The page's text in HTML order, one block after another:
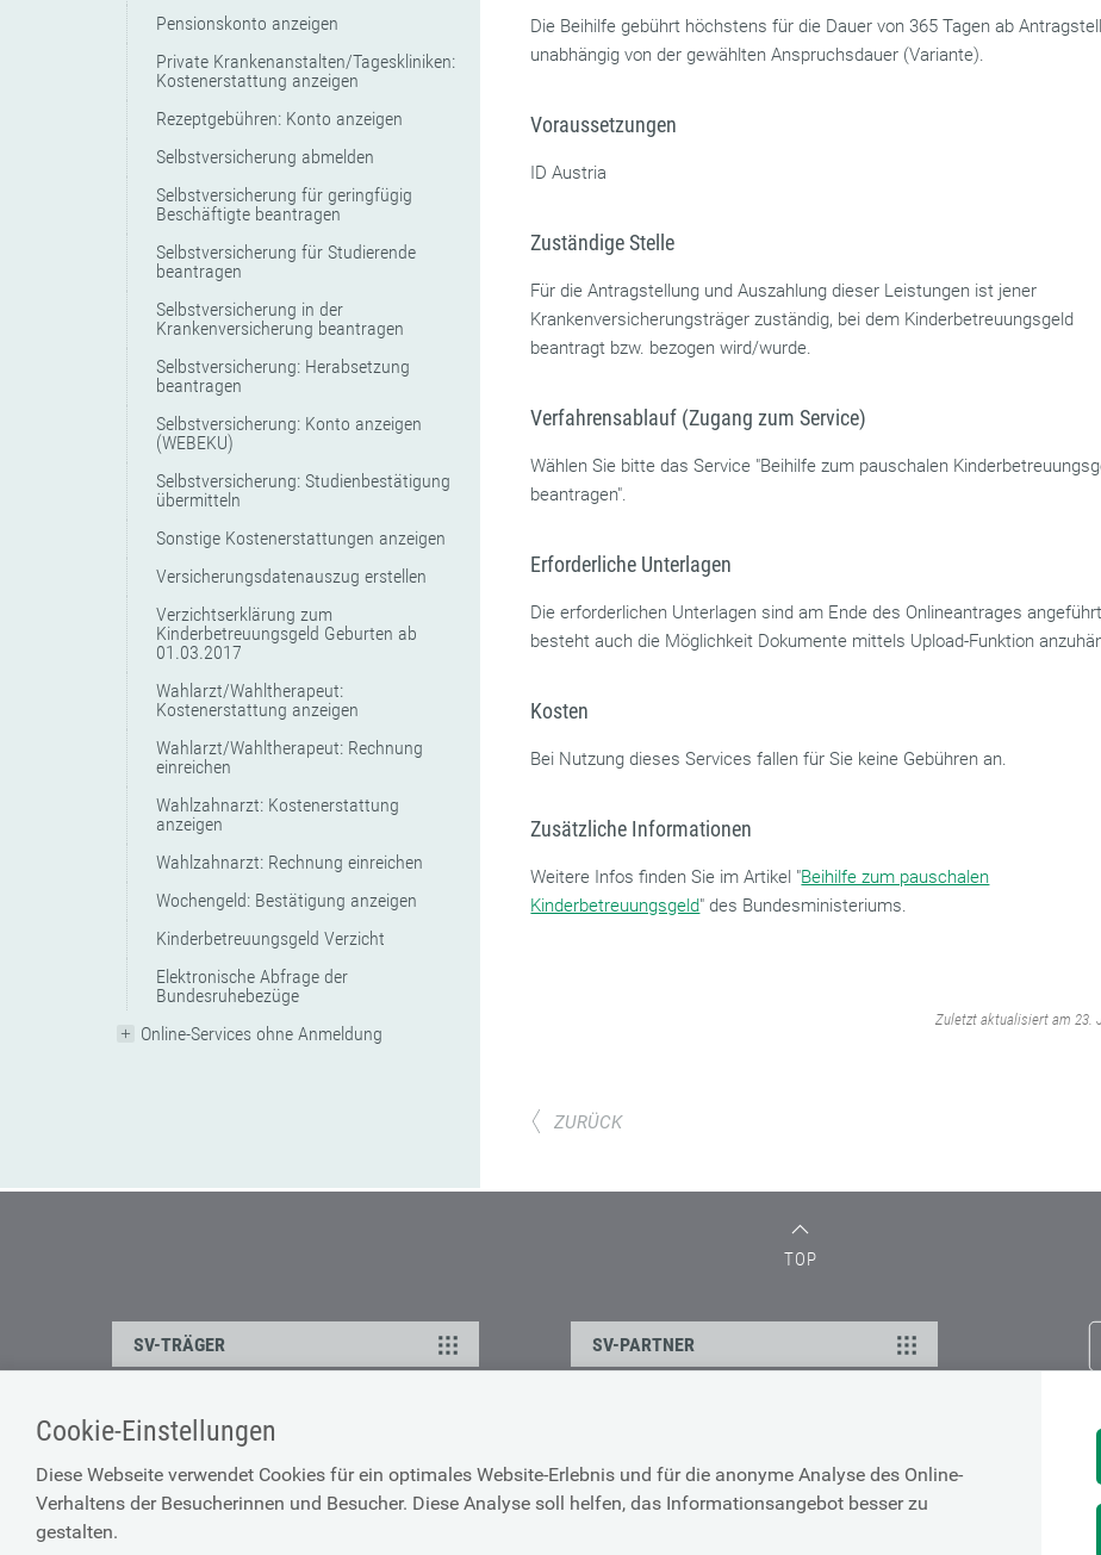
Cookie-Einstellungen
Diese Webseite verwendet Cookies für ein optimales Website-Erlebnis und für die anonyme Analyse des Online-
Verhaltens der Besucherinnen und Besucher. Diese Analyse soll helfen, das Informationsangebot besser zu
gestalten.
Pensionskonto anzeigen
Private Krankenanstalten/Tageskliniken:
Kostenerstattung anzeigen
Rezeptgebühren: Konto anzeigen
Selbstversicherung abmelden
Selbstversicherung für geringfügig
Beschäftigte beantragen
Selbstversicherung für Studierende
beantragen
Selbstversicherung in der
Krankenversicherung beantragen
Selbstversicherung: Herabsetzung
beantragen
Selbstversicherung: Konto anzeigen
(WEBEKU)
Selbstversicherung: Studienbestätigung
übermitteln
Sonstige Kostenerstattungen anzeigen
Versicherungsdatenauszug erstellen
Verzichtserklärung zum
Kinderbetreuungsgeld Geburten ab
01.03.2017
Wahlarzt/Wahltherapeut:
Kostenerstattung anzeigen
Wahlarzt/Wahltherapeut: Rechnung
einreichen
Wahlzahnarzt: Kostenerstattung
anzeigen
Wahlzahnarzt: Rechnung einreichen
Wochengeld: Bestätigung anzeigen
Kinderbetreuungsgeld Verzicht
Elektronische Abfrage der
Bundesruhebezüge
Online-Services ohne Anmeldung
Die Beihilfe gebührt höchstens für die Dauer von 365 Tagen ab
unabhängig von der gewählten Anspruchsdauer (Variante).
Voraussetzungen
ID Austria
Zuständige Stelle
Für die Antragstellung und Auszahlung dieser Leistungen ist jener
Krankenversicherungsträger zuständig, bei dem Kinderbetreuungsgeld
beantragt bzw. bezogen wird/wurde.
Verfahrensablauf (Zugang zum Service)
Wählen Sie bitte das Service "Beihilfe zum pauschalen
beantragen".
Erforderliche Unterlagen
Die erforderlichen Unterlagen sind am Ende des Onlineantrages
besteht auch die Möglichkeit Dokumente mittels Upload-Funktion
Kosten
Bei Nutzung dieses Services fallen für Sie keine Gebühren an.
Zusätzliche Informationen
Weitere Infos finden Sie im Artikel "Beihilfe zum pauschalen
Kinderbetreuungsgeld" des Bundesministeriums.
‌Zuletzt aktualisiert am 23.
ZURÜCK
TOP
SV-TRÄGER SV-PARTNER
ÜBER UNS
Kontakt
Offene Stellen
Barrierefreiheitserklärung
Browser-Info & Sicherheit
Cookie-Erklärung
Datenschutz-Erklärung